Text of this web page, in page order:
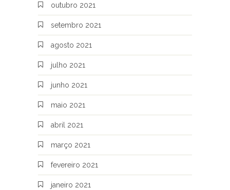
outubro 2021
setembro 2021
agosto 2021
julho 2021
junho 2021
maio 2021
abril 2021
março 2021
fevereiro 2021
janeiro 2021